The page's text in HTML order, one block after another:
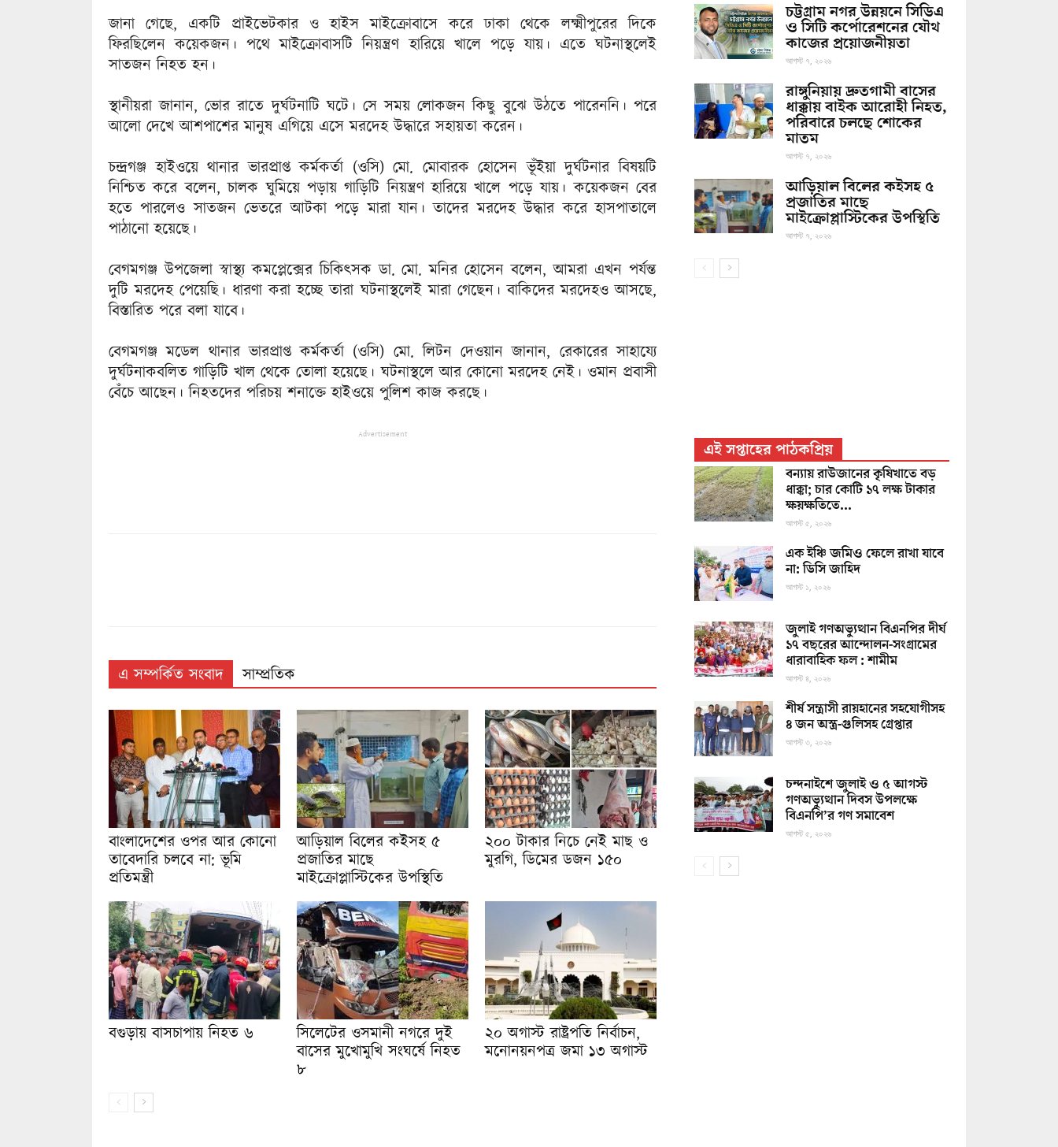
জানা গেছে, একটি প্রাইভেটকার ও হাইস মাইক্রোবাসে করে ঢাকা থেকে লক্ষ্মীপুরের দিকে
ফিরছিলেন কয়েকজন। পথে মাইক্রোবাসটি নিয়ন্ত্রণ হারিয়ে খালে পড়ে যায়। এতে ঘটনাস্থলেই
সাতজন নিহত হন।
স্থানীয়রা জানান, ভোর রাতে দুর্ঘটনাটি ঘটে। সে সময় লোকজন কিছু বুঝে উঠতে পারেননি। পরে
আলো দেখে আশপাশের মানুষ এগিয়ে এসে মরদেহ উদ্ধারে সহায়তা করেন।
চন্দ্রগঞ্জ হাইওয়ে থানার ভারপ্রাপ্ত কর্মকর্তা (ওসি) মো. মোবারক হোসেন ভূঁইয়া দুর্ঘটনার বিষয়টি
নিশ্চিত করে বলেন, চালক ঘুমিয়ে পড়ায় গাড়িটি নিয়ন্ত্রণ হারিয়ে খালে পড়ে যায়। কয়েকজন বের
হতে পারলেও সাতজন ভেতরে আটকা পড়ে মারা যান। তাদের মরদেহ উদ্ধার করে হাসপাতালে
পাঠানো হয়েছে।
বেগমগঞ্জ উপজেলা স্বাস্থ্য কমপ্লেক্সের চিকিৎসক ডা. মো. মনির হোসেন বলেন, আমরা এখন পর্যন্ত
দুটি মরদেহ পেয়েছি। ধারণা করা হচ্ছে তারা ঘটনাস্থলেই মারা গেছেন। বাকিদের মরদেহও আসছে,
বিস্তারিত পরে বলা যাবে।
বেগমগঞ্জ মডেল থানার ভারপ্রাপ্ত কর্মকর্তা (ওসি) মো. লিটন দেওয়ান জানান, রেকারের সাহায্যে
দুর্ঘটনাকবলিত গাড়িটি খাল থেকে তোলা হয়েছে। ঘটনাস্থলে আর কোনো মরদেহ নেই। ওমান প্রবাসী
বেঁচে আছেন। নিহতদের পরিচয় শনাক্তে হাইওয়ে পুলিশ কাজ করছে।
Advertisement
এ সম্পর্কিত সংবাদ সাম্প্রতিক
বাংলাদেশের ওপর আর কোনো
তাবেদারি চলবে না: ভূমি
প্রতিমন্ত্রী
আড়িয়াল বিলের কইসহ ৫
প্রজাতির মাছে
মাইক্রোপ্লাস্টিকের উপস্থিতি
২০০ টাকার নিচে নেই মাছ ও
মুরগি, ডিমের ডজন ১৫০
বগুড়ায় বাসচাপায় নিহত ৬
সিলেটের ওসমানী নগরে দুই
বাসের মুখোমুখি সংঘর্ষে নিহত
৮
২০ অগাস্ট রাষ্ট্রপতি নির্বাচন,
মনোনয়নপত্র জমা ১৩ অগাস্ট
চট্টগ্রাম নগর উন্নয়নে সিডিএ
ও সিটি কর্পোরেশনের যৌথ
কাজের প্রয়োজনীয়তা
আগস্ট ৭, ২০২৬
রাঙ্গুনিয়ায় দ্রুতগামী বাসের
ধাক্কায় বাইক আরোহী নিহত,
পরিবারে চলছে শোকের
মাতম
আগস্ট ৭, ২০২৬
আড়িয়াল বিলের কইসহ ৫
প্রজাতির মাছে
মাইক্রোপ্লাস্টিকের উপস্থিতি
আগস্ট ৭, ২০২৬
এই সপ্তাহের পাঠকপ্রিয়
বন্যায় রাউজানের কৃষিখাতে বড়
ধাক্কা; চার কোটি ১৭ লক্ষ টাকার
ক্ষয়ক্ষতিতে...
আগস্ট ৫, ২০২৬
এক ইঞ্চি জমিও ফেলে রাখা যাবে
না: ডিসি জাহিদ
আগস্ট ১, ২০২৬
জুলাই গণঅভ্যুত্থান বিএনপির দীর্ঘ
১৭ বছরের আন্দোলন-সংগ্রামের
ধারাবাহিক ফল : শামীম
আগস্ট ৪, ২০২৬
শীর্ষ সন্ত্রাসী রায়হানের সহযোগীসহ
৪ জন অস্ত্র-গুলিসহ গ্রেপ্তার
আগস্ট ৩, ২০২৬
চন্দনাইশে জুলাই ও ৫ আগস্ট
গণঅভ্যুত্থান দিবস উপলক্ষে
বিএনপি’র গণ সমাবেশ
আগস্ট ৫, ২০২৬